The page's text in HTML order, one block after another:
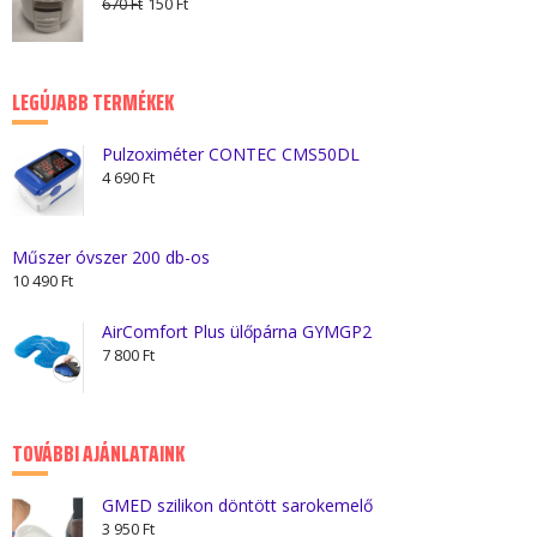
990 Ft.
LEGÚJABB TERMÉKEK
Pulzoximéter CONTEC CMS50DL
4 690Ft
Műszer óvszer 200 db-os
10 490Ft
AirComfort Plus ülőpárna GYMGP2
7 800Ft
TOVÁBBI AJÁNLATAINK
GMED szilikon döntött sarokemelő
3 950Ft